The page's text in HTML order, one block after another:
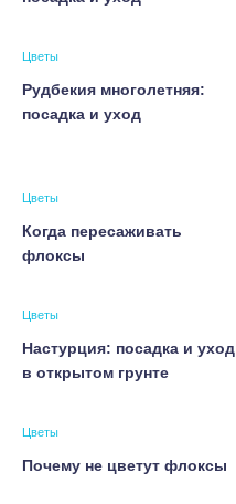
Цветы
Рудбекия многолетняя:
посадка и уход
Цветы
Когда пересаживать
флоксы
Цветы
Настурция: посадка и уход
в открытом грунте
Цветы
Почему не цветут флоксы